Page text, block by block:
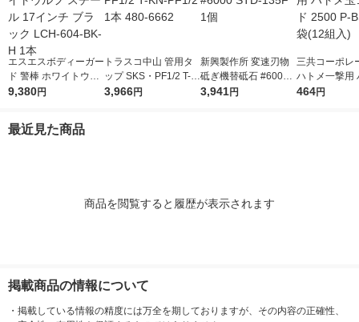
エスエスボディーガー
ド 警棒 ホワイトウル
フ スチール 17インチ
9,380円
トラスコ中山 管用タ
ップ SKS・PF1/2 T-K
N-PF1/2 1本 480-666
3,966円
新興製作所 変速刃物
砥ぎ機替砥石 #6000
STD-135F 1個
3,941円
三共コーポレ
ハトメ一撃用
玉ゴールド
464円
最近見た商品
商品を閲覧すると履歴が表示されます
掲載商品の情報について
・ 掲載している情報の精度には万全を期しておりますが、その内容の正確性、